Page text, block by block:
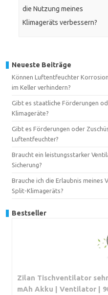
die Nutzung meines
Klimageräts verbessern?
Neueste Beiträge
Können Luftentfeuchter
im Keller verhindern?
Gibt es staatliche Förderungen
Klimageräte?
Gibt es Förderungen oder
Luftentfeuchter?
Braucht ein leistungsstarker
Sicherung?
Brauche ich die Erlaubnis meines
Split-Klimageräts?
Bestseller
Zilan Tischventilator
mAh Akku | Ventilator |